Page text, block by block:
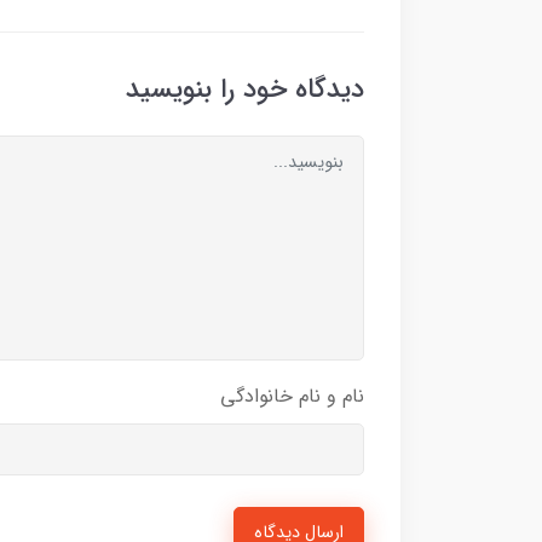
دیدگاه خود را بنویسید
نام و نام خانوادگی
ارسال دیدگاه